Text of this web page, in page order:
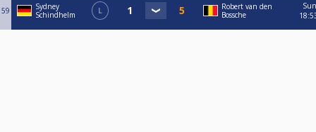
59
Sydney
Schindhelm
L
Robert van den
Bossche
Sun